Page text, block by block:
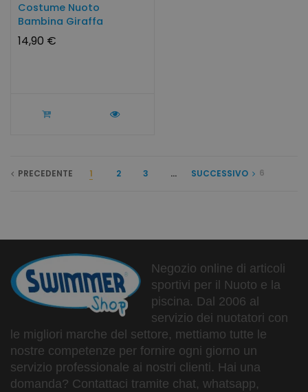
Costume Nuoto
Bambina Giraffa
14,90 €
PRECEDENTE 1 2 3 ... 6
SUCCESSIVO
Negozio online di articoli
sportivi per il Nuoto e la
piscina. Dal 2006 al
servizio dei nuotatori con
le migliori marche del settore, mettiamo tutte le
nostre competenze per fornire ogni giorno un
servizio professionale ai nostri clienti. Hai una
domanda? Contattaci tramite chat, whatsapp,